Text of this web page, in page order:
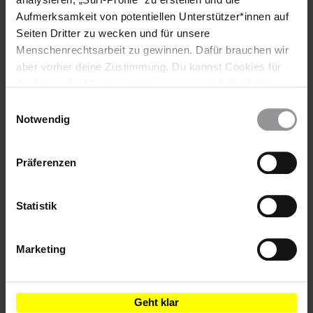
Aufmerksamkeit von potentiellen Unterstützer*innen auf
Seiten Dritter zu wecken und für unsere
Menschenrechtsarbeit zu gewinnen. Dafür brauchen wir
aber vorher deine Zustimmung. Du kannst Cookies für
wieder ändern. Diesen Banner kannst Du über den Link
Notwendig
Präferenzen
Statistik
Marketing
Geht klar
LÄNDER
Deutschland
Amnesty-Newsletter abonnieren